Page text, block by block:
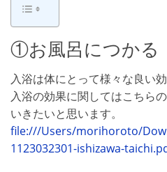
①お風呂につかる
入浴は体にとって様々な良い効
入浴の効果に関してはこちら
いきたいと思います。
file:///Users/morihoroto/
1123032301-ishizawa-